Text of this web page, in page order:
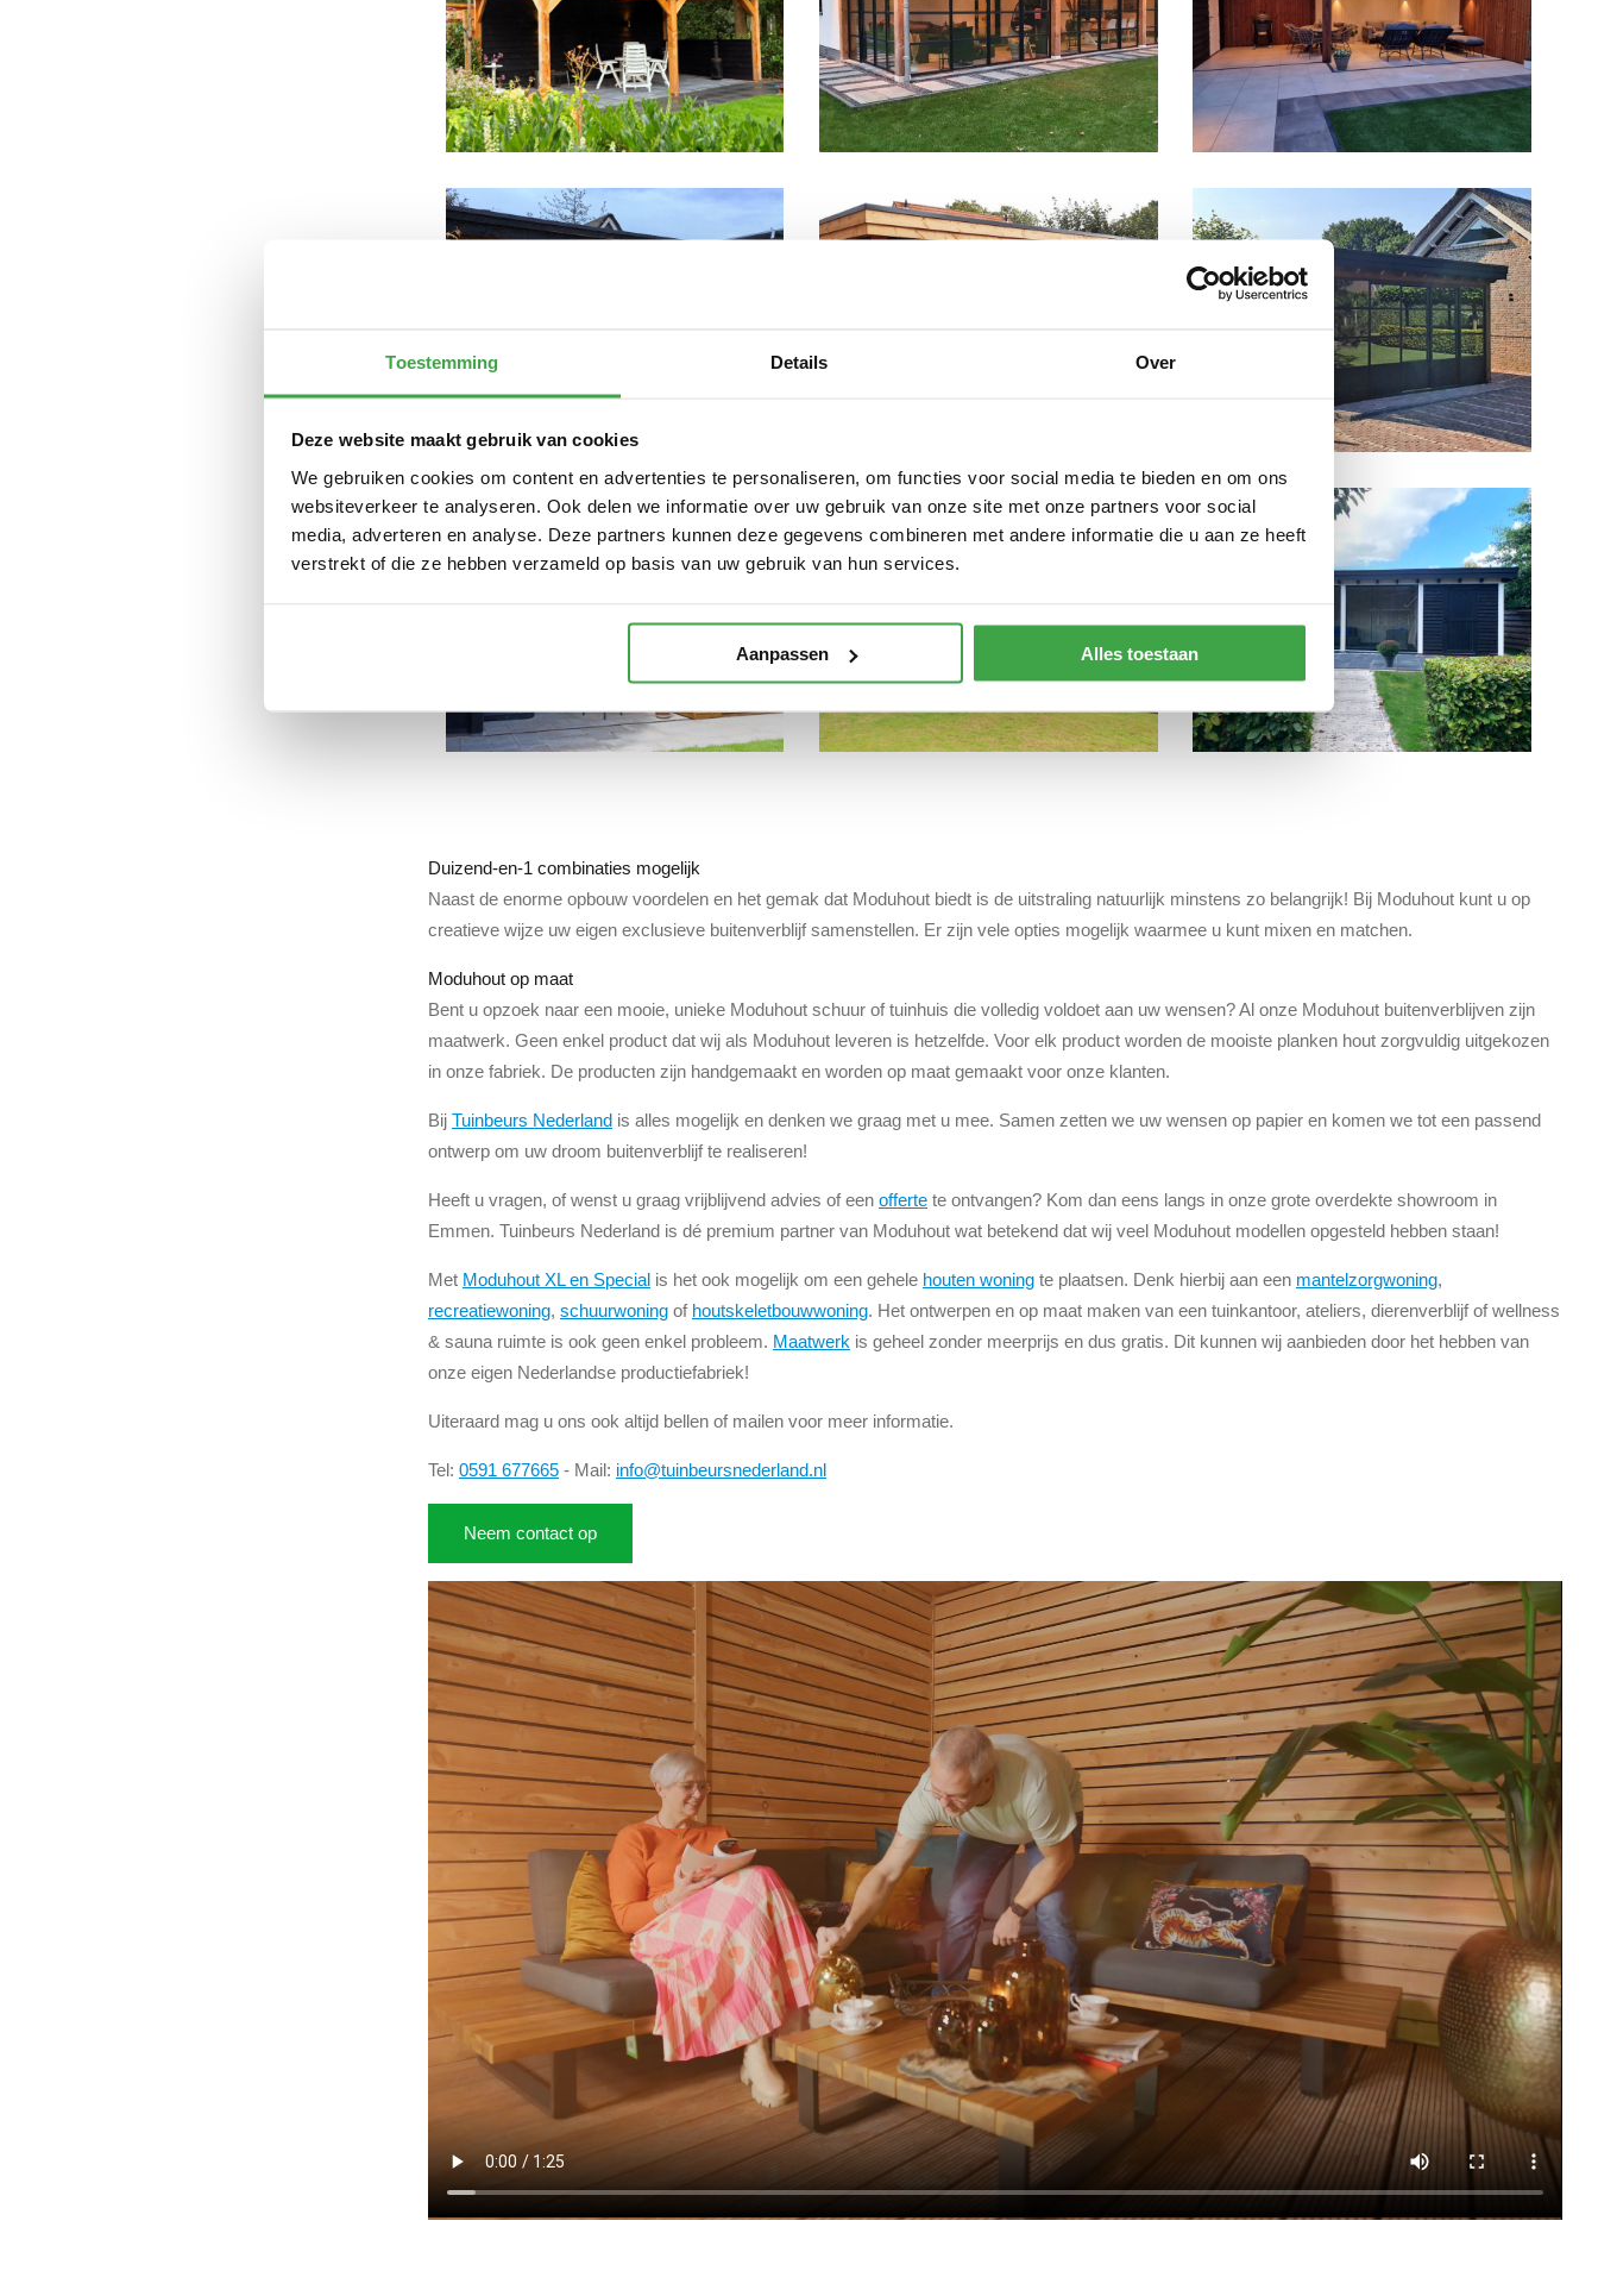
Toestemming Details Over
Deze website maakt gebruik van cookies
We gebruiken cookies om content en advertenties te personaliseren, om functies voor social media te bieden en om ons
websiteverkeer te analyseren. Ook delen we informatie over uw gebruik van onze site met onze partners voor social
media, adverteren en analyse. Deze partners kunnen deze gegevens combineren met andere informatie die u aan ze heeft
verstrekt of die ze hebben verzameld op basis van uw gebruik van hun services.
Aanpassen Alles toestaan
Duizend-en-1 combinaties mogelijk
Naast de enorme opbouw voordelen en het gemak dat Moduhout biedt is de uitstraling natuurlijk minstens zo belangrijk! Bij Moduhout kunt u op
creatieve wijze uw eigen exclusieve buitenverblijf samenstellen. Er zijn vele opties mogelijk waarmee u kunt mixen en matchen.
Moduhout op maat
Bent u opzoek naar een mooie, unieke Moduhout schuur of tuinhuis die volledig voldoet aan uw wensen? Al onze Moduhout buitenverblijven zijn
maatwerk. Geen enkel product dat wij als Moduhout leveren is hetzelfde. Voor elk product worden de mooiste planken hout zorgvuldig uitgekozen
in onze fabriek. De producten zijn handgemaakt en worden op maat gemaakt voor onze klanten.
Bij Tuinbeurs Nederland is alles mogelijk en denken we graag met u mee. Samen zetten we uw wensen op papier en komen we tot een passend
ontwerp om uw droom buitenverblijf te realiseren!
Heeft u vragen, of wenst u graag vrijblijvend advies of een offerte te ontvangen? Kom dan eens langs in onze grote overdekte showroom in
Emmen. Tuinbeurs Nederland is dé premium partner van Moduhout wat betekend dat wij veel Moduhout modellen opgesteld hebben staan!
Met Moduhout XL en Special is het ook mogelijk om een gehele houten woning te plaatsen. Denk hierbij aan een mantelzorgwoning,
recreatiewoning, schuurwoning of houtskeletbouwwoning. Het ontwerpen en op maat maken van een tuinkantoor, ateliers, dierenverblijf of wellness
& sauna ruimte is ook geen enkel probleem. Maatwerk is geheel zonder meerprijs en dus gratis. Dit kunnen wij aanbieden door het hebben van
onze eigen Nederlandse productiefabriek!
Uiteraard mag u ons ook altijd bellen of mailen voor meer informatie.
Tel: 0591 677665 - Mail: info@tuinbeursnederland.nl
Neem contact op